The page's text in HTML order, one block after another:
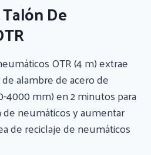
De
OTR (4 m) extrae
alambre de acero de
4000 mm) en 2 minutos para
neumáticos y aumentar
de reciclaje de neumáticos